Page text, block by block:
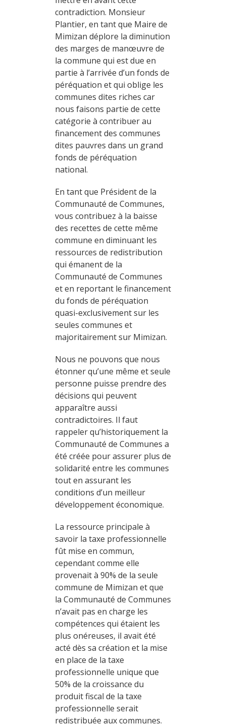
contradiction. Monsieur
Plantier, en tant que Maire de
Mimizan déplore la diminution
des marges de manœuvre de
la commune qui est due en
partie à l’arrivée d’un fonds de
péréquation et qui oblige les
communes dites riches car
nous faisons partie de cette
catégorie à contribuer au
financement des communes
dites pauvres dans un grand
fonds de péréquation
national.
En tant que Président de la
Communauté de Communes,
vous contribuez à la baisse
des recettes de cette même
commune en diminuant les
ressources de redistribution
qui émanent de la
Communauté de Communes
et en reportant le financement
du fonds de péréquation
quasi-exclusivement sur les
seules communes et
majoritairement sur Mimizan.
Nous ne pouvons que nous
étonner qu’une même et seule
personne puisse prendre des
décisions qui peuvent
apparaître aussi
contradictoires. Il faut
rappeler qu’historiquement la
Communauté de Communes a
été créée pour assurer plus de
solidarité entre les communes
tout en assurant les
conditions d’un meilleur
développement économique.
La ressource principale à
savoir la taxe professionnelle
fût mise en commun,
cependant comme elle
provenait à 90% de la seule
commune de Mimizan et que
la Communauté de Communes
n’avait pas en charge les
compétences qui étaient les
plus onéreuses, il avait été
acté dès sa création et la mise
en place de la taxe
professionnelle unique que
50% de la croissance du
produit fiscal de la taxe
professionnelle serait
redistribuée aux communes.